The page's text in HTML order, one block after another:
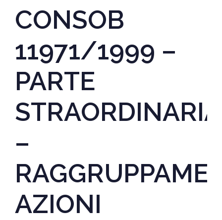
CONSOB
11971/1999 –
PARTE
STRAORDINARIA
–
AZIONI